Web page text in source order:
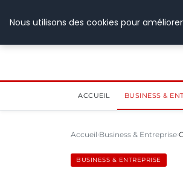
ACCUEIL BUSINESS &
Accueil Business & Entreprise
BUSINESS & ENTREPRISE
Nous utilisons des cookies pour